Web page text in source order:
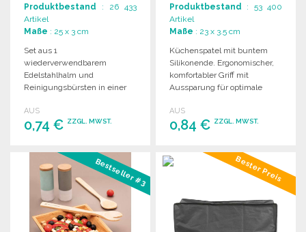
Produktbestand : 26 433
Artikel
Maße : 25 x 3 cm
Set aus 1
wiederverwendbarem
Edelstahlhalm und
Reinigungsbürsten in einer
den täglichen Gebrauch.
AUS
0,74 € ZZGL. MWST.
BESTELLEN
Angebot anfordern
Produktbestand : 53 400
Artikel
Maße : 23 x 3.5 cm
Küchenspatel mit buntem
Silikonende. Ergonomischer,
komfortabler Griff mit
Aussparung für optimale
verschiedene
Kochanwendungen.
AUS
0,84 € ZZGL. MWST.
BESTELLEN
Angebot anfordern
Bestseller #3 Bester Preis